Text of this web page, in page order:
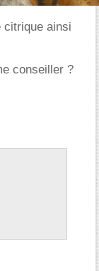
citrique ainsi
conseiller ?